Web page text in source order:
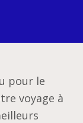
pour le
voyage à